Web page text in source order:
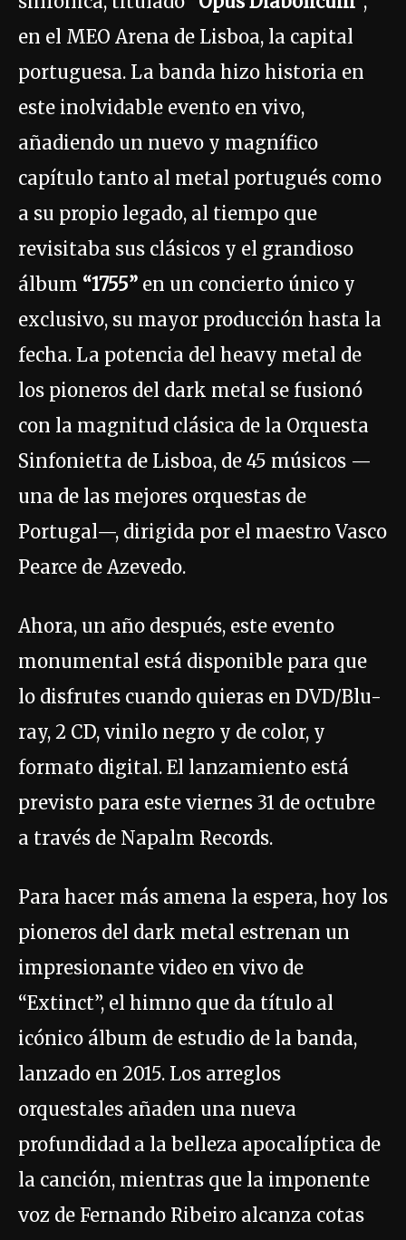
en el MEO Arena de Lisboa, la capital
portuguesa. La banda hizo historia en
este inolvidable evento en vivo,
añadiendo un nuevo y magnífico
capítulo tanto al metal portugués como
a su propio legado, al tiempo que
revisitaba sus clásicos y el grandioso
álbum “1755” en un concierto único y
exclusivo, su mayor producción hasta la
fecha. La potencia del heavy metal de
los pioneros del dark metal se fusionó
con la magnitud clásica de la Orquesta
Sinfonietta de Lisboa, de 45 músicos —
una de las mejores orquestas de
Portugal—, dirigida por el maestro Vasco
Pearce de Azevedo.
Ahora, un año después, este evento
monumental está disponible para que
lo disfrutes cuando quieras en DVD/Blu-
ray, 2 CD, vinilo negro y de color, y
formato digital. El lanzamiento está
previsto para este viernes 31 de octubre
a través de Napalm Records.
Para hacer más amena la espera, hoy los
pioneros del dark metal estrenan un
impresionante video en vivo de
“Extinct”, el himno que da título al
icónico álbum de estudio de la banda,
lanzado en 2015. Los arreglos
orquestales añaden una nueva
profundidad a la belleza apocalíptica de
la canción, mientras que la imponente
voz de Fernando Ribeiro alcanza cotas